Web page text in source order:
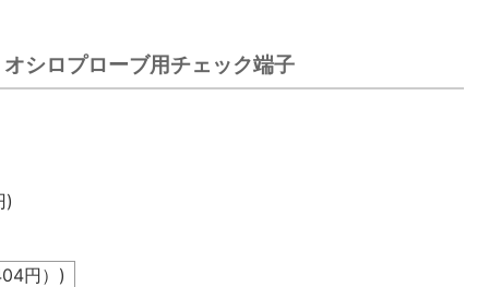
シロプローブ用チェック端子
)
円）)